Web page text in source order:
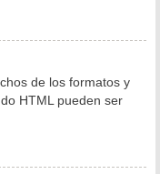
de los formatos y
HTML pueden ser